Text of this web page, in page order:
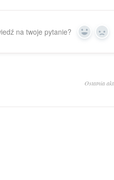
na twoje pytanie? Yes No
Ostatnia